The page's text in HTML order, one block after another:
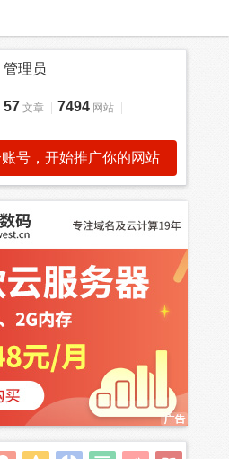
管理员
57 文章 7494 网站
号，开始推广你的网站